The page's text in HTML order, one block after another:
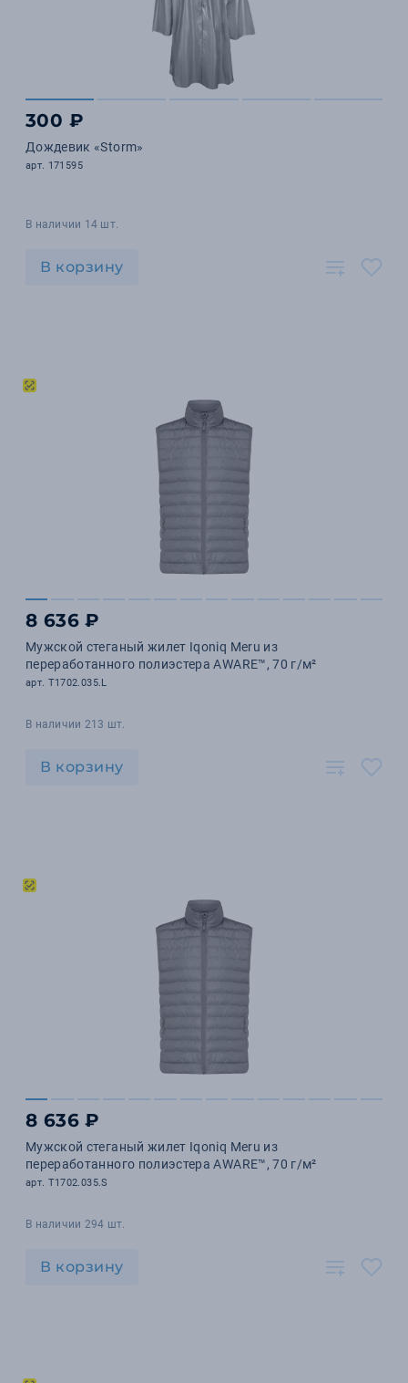
300 ₽
Дождевик «Storm»
арт. 171595
В наличии 14 шт.
В корзину
8 636 ₽
Мужской стеганый жилет Iqoniq Meru из
переработанного полиэстера AWARE™, 70 г/м²
арт. T1702.035.L
В наличии 213 шт.
В корзину
8 636 ₽
Мужской стеганый жилет Iqoniq Meru из
переработанного полиэстера AWARE™, 70 г/м²
арт. T1702.035.S
В наличии 294 шт.
В корзину